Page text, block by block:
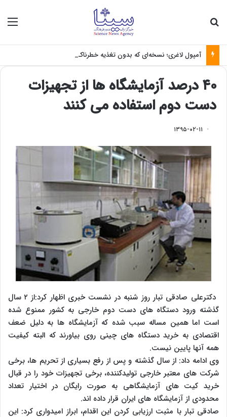
آمپول لاغری؛ نسخه‌ای که بدون تغذیه خطرناک می‌شود
۴۰ درصد آزمایشگاه ها از تجهیزات
دست دوم استفاده می کنند
۱۳۹۵-۰۲-۱۱
دکترعلی صادقی تبار روز شنبه در نشست خبری اظهار کرد:از ۲ سال
گذشته ورود دستگاه های دست دوم خارجی به کشور ممنوع شده
است اما همین مساله سبب شده که آزمایشگاه ها به دلیل ضعف
اقتصادی به خرید دستگاه های چینی روی بیاورند که البته کیفیت
همه آنها پایین نیست.
وی ادامه داد: از سال گذشته و پس از رفع بسیاری از تحریم ها، برخی
شرکت های معتبر خارجی تولیدکننده، برخی تجهیزات خود را در قبال
خرید کیت های آزمایشگاهی به صورت رایگان در اختیار تعداد
محدودی از آزمایشگاه های ایران قرار داده اند.
صادقی تبار با مثبت ارزیابی کردن این اقدام، ابراز امیدواری کرد: این